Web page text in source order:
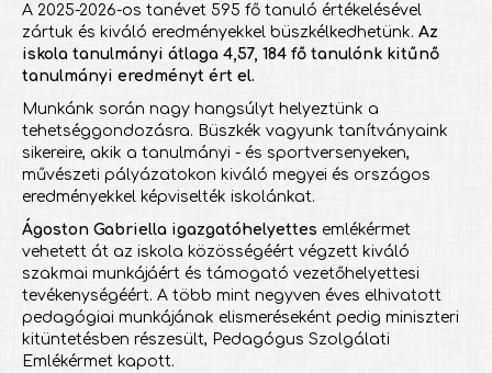
A 2025-2026-os tanévet 595 fő tanuló értékelésével
zártuk és kiváló eredményekkel büszkélkedhetünk. Az
iskola tanulmányi átlaga 4,57, 184 fő tanulónk kitűnő
tanulmányi eredményt ért el.
Munkánk során nagy hangsúlyt helyeztünk a
tehetséggondozásra. Büszkék vagyunk tanítványaink
sikereire, akik a tanulmányi - és sportversenyeken,
művészeti pályázatokon kiváló megyei és országos
eredményekkel képviselték iskolánkat.
Ágoston Gabriella igazgatóhelyettes emlékérmet
vehetett át az iskola közösségéért végzett kiváló
szakmai munkájáért és támogató vezetőhelyettesi
tevékenységéért. A több mint negyven éves elhivatott
pedagógiai munkájának elismeréseként pedig miniszteri
kitüntetésben részesült, Pedagógus Szolgálati
Emlékérmet kapott.